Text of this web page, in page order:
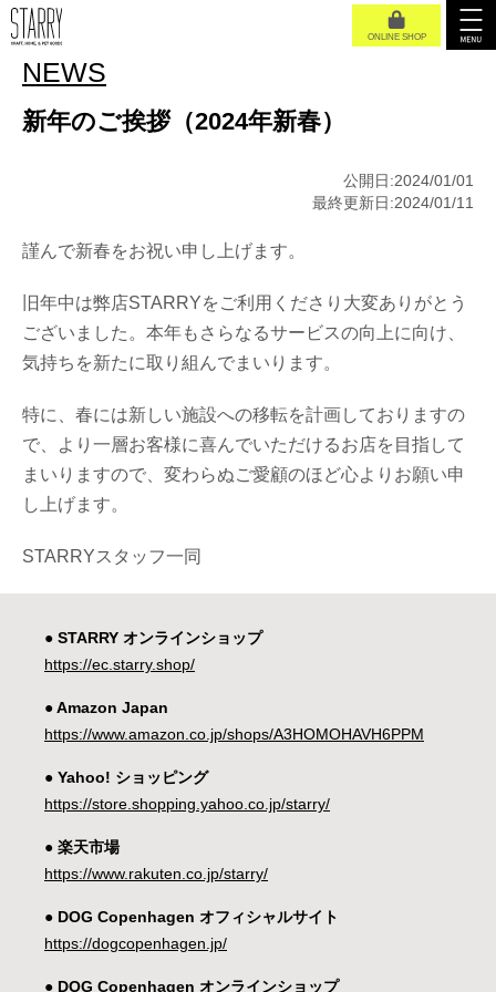
ONLINE SHOP
NEWS
新年のご挨拶（2024年新春）
公開日:2024/01/01
最終更新日:2024/01/11
謹んで新春をお祝い申し上げます。
旧年中は弊店STARRYをご利用くださり大変ありがとう
ございました。本年もさらなるサービスの向上に向け、
気持ちを新たに取り組んでまいります。
特に、春には新しい施設への移転を計画しておりますの
で、より一層お客様に喜んでいただけるお店を目指して
まいりますので、変わらぬご愛顧のほど心よりお願い申
し上げます。
STARRYスタッフ一同
● STARRY オンラインショップ
https://ec.starry.shop/
● Amazon Japan
https://www.amazon.co.jp/shops/A3HOMOHAVH6PPM
● Yahoo! ショッピング
https://store.shopping.yahoo.co.jp/starry/
● 楽天市場
https://www.rakuten.co.jp/starry/
● DOG Copenhagen オフィシャルサイト
https://dogcopenhagen.jp/
● DOG Copenhagen オンラインショップ